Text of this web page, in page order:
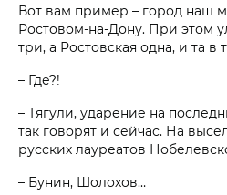
Вот вам пример – город наш
Ростовом-на-Дону. При этом
три, а Ростовская одна, и та в
– Где?!
– Тягули, ударение на
так говорят и сейчас. На
русских лауреатов
– Бунин, Шолохов…